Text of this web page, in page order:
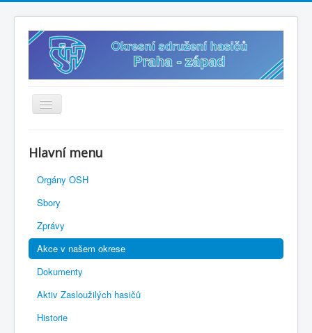
? Sdílený disk
? Připravený občan
✍️ Přihlášky
? Směrnice
? Soutěže 2026
Hlavní menu
Orgány OSH
Sbory
Zprávy
Akce v našem okrese
Dokumenty
Aktiv Zasloužilých hasičů
Historie